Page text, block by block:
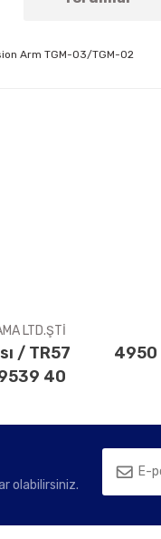
Arm TGM-03/TGM-02
LTD.ŞTİ
/ TR57
40
4950
olabilirsiniz.